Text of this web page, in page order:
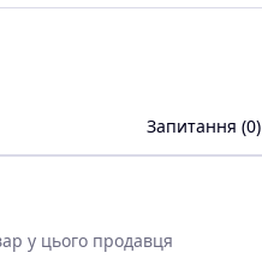
Запитання (0)
у цього продавця